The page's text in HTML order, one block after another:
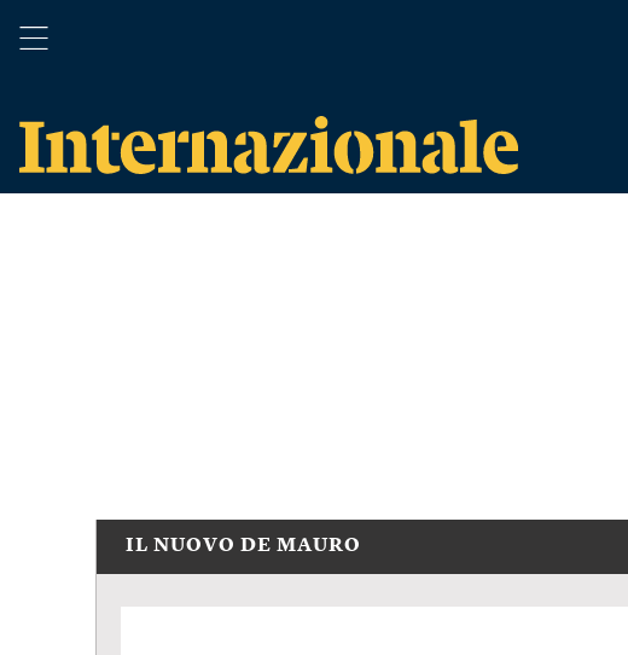
IL NUOVO DE MAURO